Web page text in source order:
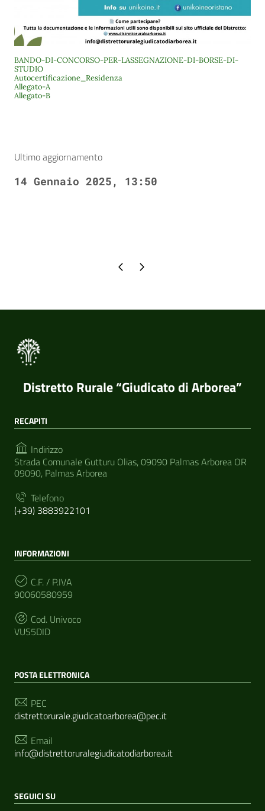
BANDO-DI-CONCORSO-PER-LASSEGNAZIONE-DI-BORSE-DI-
STUDIO
Autocertificazione_Residenza
Allegato-A
Allegato-B
Ultimo aggiornamento
14 Gennaio 2025, 13:50
Pagina precedente
Pagina successiva
Distretto Rurale “Giudicato di Arborea”
RECAPITI
Indirizzo
Strada Comunale Gutturu Olias, 09090 Palmas Arborea OR
09090, Palmas Arborea
Telefono
(+39) 3883922101
INFORMAZIONI
C.F. / P.IVA
90060580959
Cod. Univoco
VUS5DID
POSTA ELETTRONICA
PEC
distrettorurale.giudicatoarborea@pec.it
Email
info@distrettoruralegiudicatodiarborea.it
SEGUICI SU